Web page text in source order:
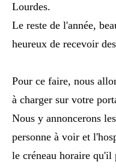
Lourdes.
Le reste de l'année,
heureux de recevoir
Pour ce faire, nous
à charger sur votre
Nous y annoncerons
personne à voir et
le créneau horaire qu'il